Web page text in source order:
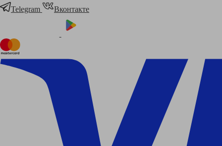
Telegram
Вконтакте